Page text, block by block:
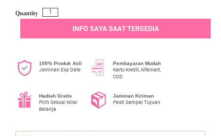
Quantity
INFO SAYA SAAT TERSEDIA
100% Produk Asli
Jaminan Exp Date
Pembayaran Mudah
Kartu Kredit, Alfamart,
COD
Hadiah Gratis
Pilih Sesuai Nilai
Belanja
Jaminan Kiriman
Pasti Sampai Tujuan